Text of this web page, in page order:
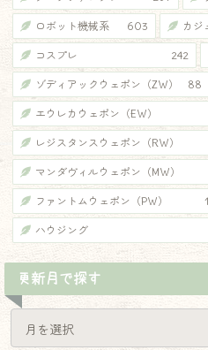
ロボット機械系 603 カジ
コスプレ 242
ゾディアックウェポン（ZW） 88
エウレカウェポン（EW）
レジスタンスウェポン（RW）
マンダヴィルウェポン（MW）
ファントムウェポン（PW）
ハウジング
更新月で探す